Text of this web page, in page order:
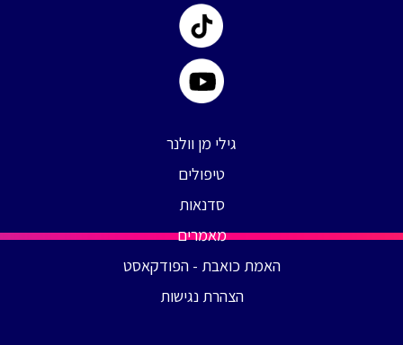
גילי מן וולנר
טיפולים
סדנאות
מאמרים
האמת כואבת - הפודקאסט
הצהרת נגישות